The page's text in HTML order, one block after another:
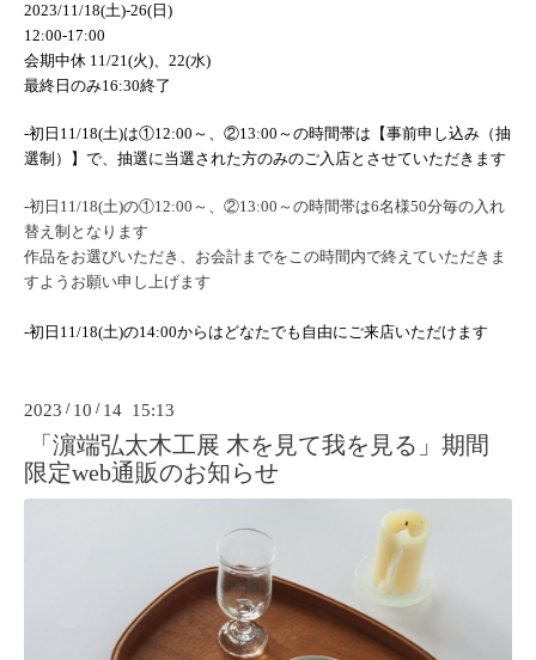
2023/11/18(土)-26(日)
12:00-17:00
会期中休 11/21(火)、22(水)
最終日のみ16:30終了
-初日11/18(土)は①12:00～、②13:00～の時間帯は【事前申し込み（抽
選制）】で、抽選に当選された方のみのご入店とさせていただきます
-初日11/18(土)の①12:00～、②13:00～の時間帯は6名様50分毎の入れ
替え制となります
作品をお選びいただき、 お会計までをこの時間内で終えていただきま
すようお願い申し上げます
-初日11/18(土)の14:00からはどなたでも自由にご来店いただけます
2023 / 10 / 14 15:13
「濵端弘太木工展 木を見て我を見る」期間
限定web通販のお知らせ